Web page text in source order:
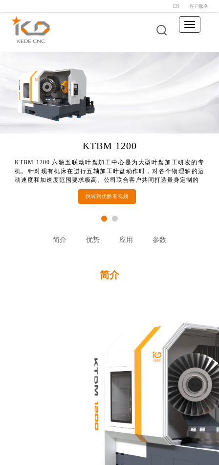
EN 客户服务
Toggle
navigation
KTBM 1200
KTBM 1200 六轴五联动叶盘加工中心是为大型叶盘加工研发的专
机。针对现有机床在进行五轴加工叶盘动作时，对各个物理轴的运
动速度和加速度范围要求极高。公司联合客户共同打造量身定制的
跳转到优酷看视频
KMC400S U
KTBM 1200 六轴五联动叶盘加工中心是为大型叶盘加工研发的专
机。针对现有机床在进行五轴加工叶盘动作时，对各个物理轴的运
动速度和加速度范围要求极高。公司联合客户共同打造量身定制的
简介 优势 应用 参数
简介